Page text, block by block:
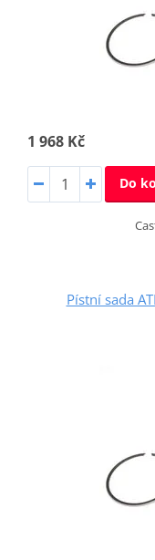
1 968 Kč
Do
Pístní sada